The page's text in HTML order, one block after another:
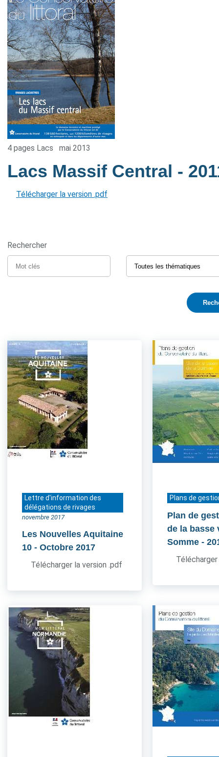
4 pages Lacs mai 2013
Lacs Massif Central -
Télécharger la version .pdf
Rechercher
Lettre d'information des
délégations de rivages
novembre 2017
Les Nouvelles Aquitaine
10 - Octobre 2017
Télécharger la version .pdf
Plans de
Plan de
de la basse
Somme -